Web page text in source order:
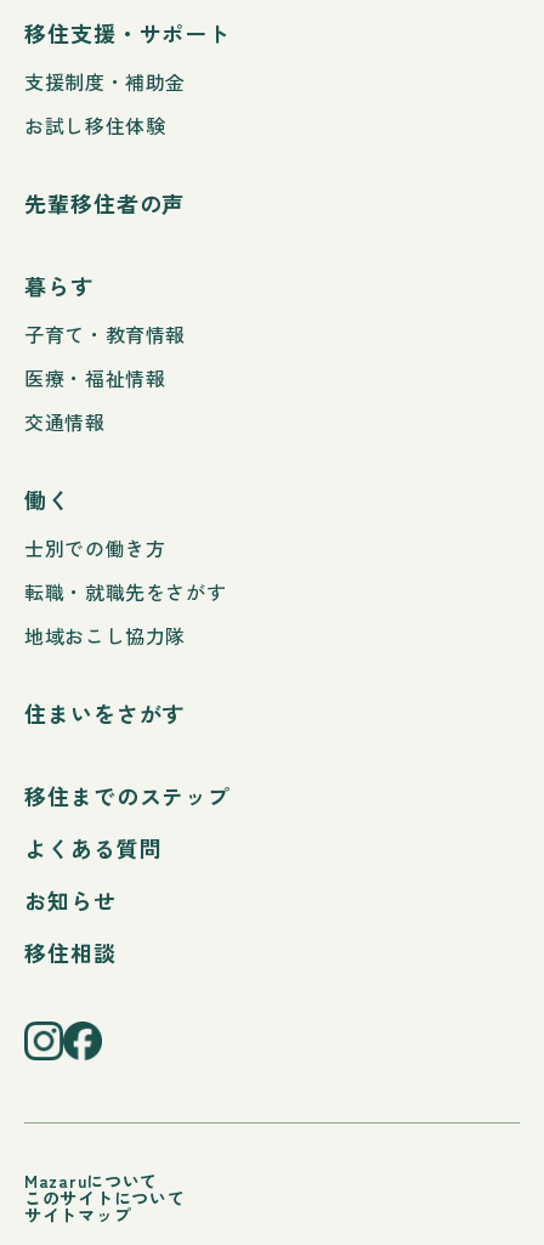
移住支援・サポート
支援制度・補助金
お試し移住体験
先輩移住者の声
暮らす
子育て・教育情報
医療・福祉情報
交通情報
働く
士別での働き方
転職・就職先をさがす
地域おこし協力隊
住まいをさがす
移住までのステップ
よくある質問
お知らせ
移住相談
Mazaruについて
このサイトについて
サイトマップ